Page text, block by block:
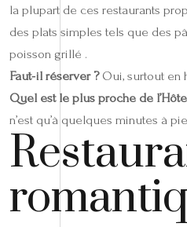
la plupart de ces restaurants
des plats simples tels que des
poisson grillé .
Faut‑il réserver ?Oui, surtout en
Quel est le plus proche de
n’est qu’à quelques minutes à